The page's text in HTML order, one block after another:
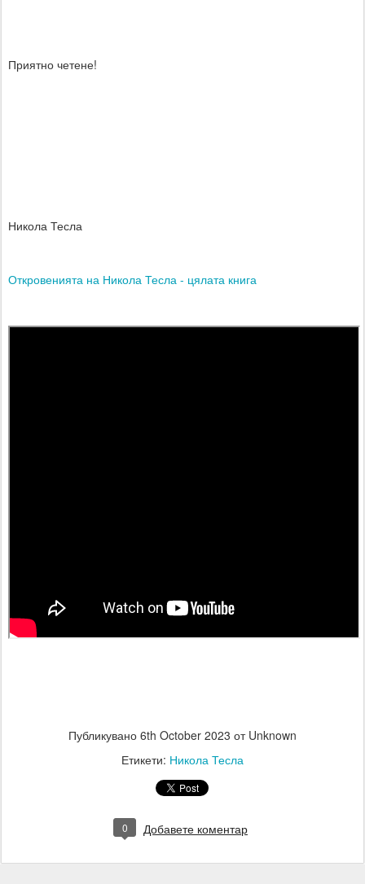
Приятно четене!
Никола Тесла
Откровенията на Никола Тесла - цялата книга
Публикувано 6th October 2023 от Unknown
Етикети: Никола Тесла
0 Добавете коментар